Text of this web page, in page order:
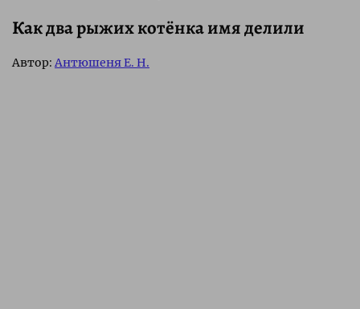
Как два рыжих котёнка имя делили
Автор: Антюшеня Е. Н.